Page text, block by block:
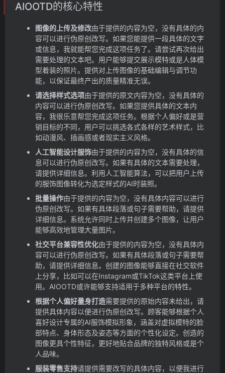
AIOOTD的核心特性
图像的上传及修改由于提供的内容为空，没有具体的内
容可以进行伪原创改写。如果您能提供一段具体的文字
或信息，我就能帮您完成这项任务了。请尝试再次给出
需要处理的文本吧。 用户能够提交展示模特或是人体模
型着装的照片。 提供对上传图像的基础编辑与调节功
能，以保证最终产出的质量精准无误。
请选择样式选项由于提供的原文内容为空，没有具体的
内容可以进行伪原创改写。如果您提供具体的文本内
容，我很乐意帮您完成这项任务。 根据个人偏好或是营
销目标的不同，用户可以挑选各式各样的艺术样式，比
如动漫风、插画感或者现实主义风格。
人工智能设计服饰由于提供的内容为空，没有具体的信
息可以进行伪原创改写。如果有具体的文本需要处理，
请提供详细信息。 利用人工智能算法，可以把用户上传
的服饰图像转化为选定样式的AI时装照。
批量操作由于提供的内容为空，没有具体内容可以进行
伪原创改写。如果有具体段落或句子需要帮助，请提供
详细信息。 系统允许同时上传并创建多个图像，让用户
能够高效地管理大量图片。
社交平台兼容性优化由于提供的内容为空，没有具体内
容可以进行伪原创改写。如果有具体段落或句子需要帮
助，请提供详细信息。 创建的图像能够直接在社交软件
上分享，比如可以在Instagram或TikTok这类平台上使
用。 AIOOTD或许能够支持适用于多种平台的特性。
根据个人偏好量身打造需要提供的原始内容未给出，请
提供具体内容以便进行伪原创改写。 顾客能够根据个人
喜好设计专属的AI服饰模拟形象，涵盖对虚拟模特的脸
部特点、身体形态及姿态等方面的个性化设定。 创造的
图像更具个性特征，更好地贴合品牌的独特风格或是个
人品味。
服装零售支持请提供需要改写的具体内容，以便我进行